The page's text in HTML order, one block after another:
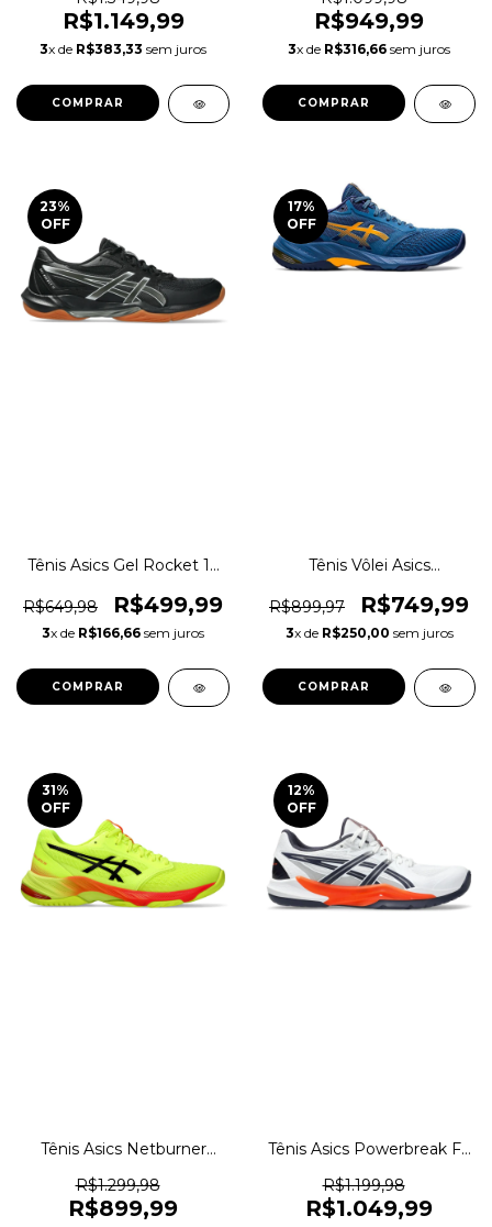
R$1.149,99
3x de R$383,33 sem juros
COMPRAR
R$949,99
3x de R$316,66 sem juros
COMPRAR
23%
OFF
Tênis Asics Gel Rocket 12
R$649,98
R$499,99
3x de R$166,66 sem juros
COMPRAR
17%
OFF
Tênis Vôlei Asics
Original 1magnus
R$899,97 R$749,99
3x de R$250,00 sem juros
COMPRAR
31%
OFF
Tênis Asics Netburner
Indoor Original 1magnus
R$1.299,98
R$899,99
12%
OFF
Tênis Asics Powerbreak FF
1magnus
R$1.199,98
R$1.049,99